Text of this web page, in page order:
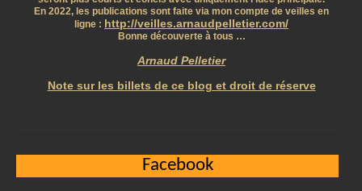
En 2022, les publications sont faite via mon compte de veilles en
ligne : http://veilles.arnaudpelletier.com/
Bonne découverte à tous …
Arnaud Pelletier
Note sur les billets de ce blog et droit de réserve
Facebook